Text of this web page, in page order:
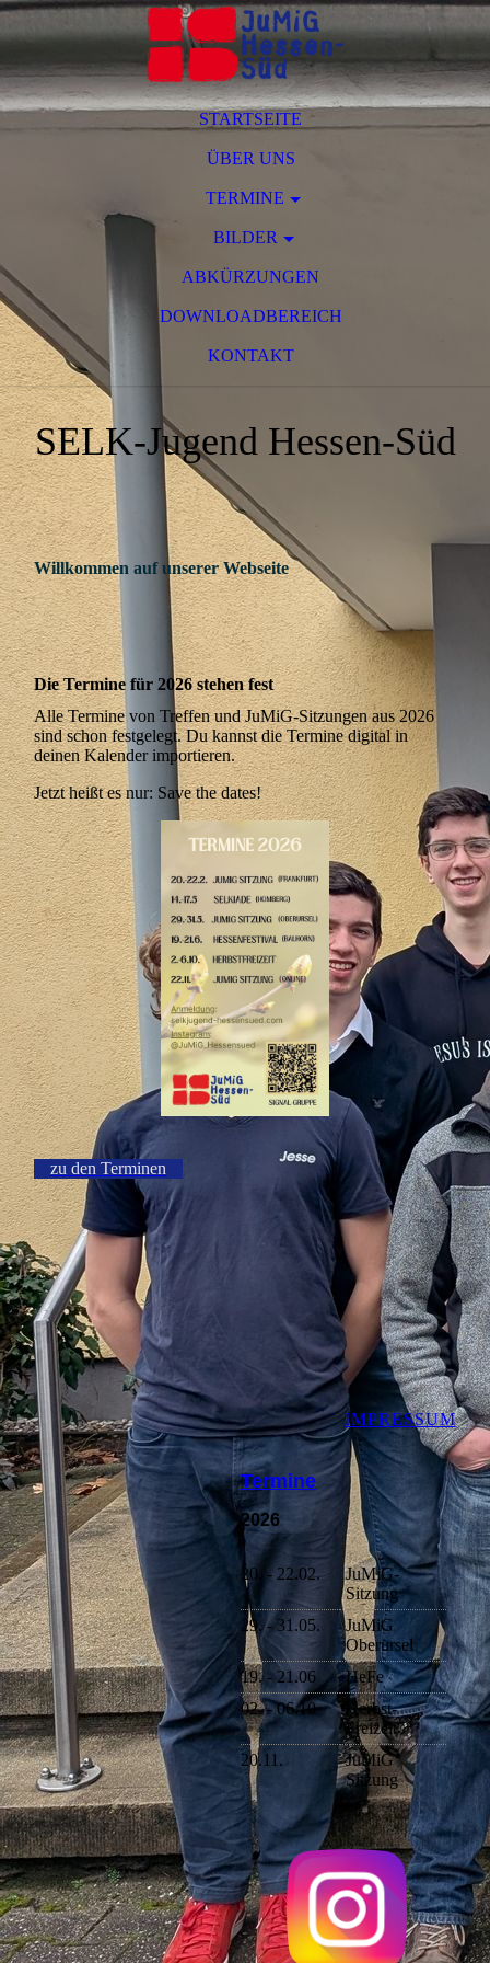
STARTSEITE
ÜBER UNS
TERMINE
BILDER
ABKÜRZUNGEN
DOWNLOADBEREICH
KONTAKT
SELK-Jugend Hessen-Süd
Willkommen auf unserer Webseite
Die Termine für 2026 stehen fest
Alle Termine von Treffen und JuMiG-Sitzungen aus 2026
sind schon festgelegt. Du kannst die Termine digital in
deinen Kalender importieren.
Jetzt heißt es nur: Save the dates!
zu den Terminen
IMPRESSUM
Termine
2026
20. - 22.02.
JuMiG-
Sitzung
29. - 31.05.
JuMiG
Oberursel
19. - 21.06
HeFe
02. - 06.10
Herbst-
Freizeit
20.11.
JuMiG
Sitzung